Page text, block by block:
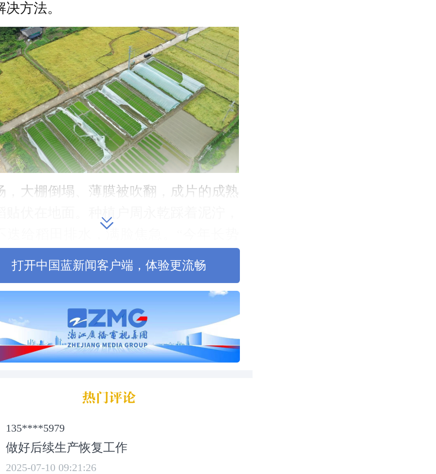
决方法。
，大棚倒塌、薄膜被吹翻，成片的成熟
迭给稻田排水，满脸焦急。“今年长势
几年都好，平均亩产一千斤以上，开始
一夜都没睡，在家里睡不着，现在只剩
边的四十来亩稻子，其他的都倒平
”
打开中国蓝新闻客户端，体验更流畅
135****5979
做好后续生产恢复工作
2025-07-10 09:21:26